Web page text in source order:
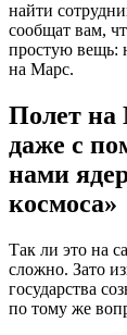
найти
сообщат вам,
простую вещь:
на Марс.
Полет на
даже с
нами
космоса»
Так ли это на
сложно. Зато
государства
по тому же